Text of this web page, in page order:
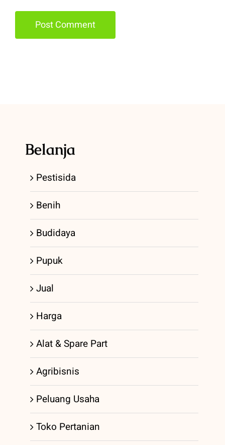
Belanja
Pestisida
Benih
Budidaya
Pupuk
Jual
Harga
Alat & Spare Part
Agribisnis
Peluang Usaha
Toko Pertanian